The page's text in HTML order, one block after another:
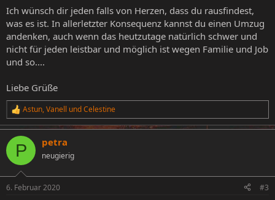
Ich wünsch dir jeden falls von Herzen, dass du rausfindest,
was es ist. In allerletzter Konsequenz kannst du einen Umzug
andenken, auch wenn das heutzutage natürlich schwer und
nicht für jeden leistbar und möglich ist wegen Familie und Job
und so....
Liebe Grüße
R
e
a
k
i
e
Astun,Vanell undCelestine
P petra
neugierig
6. Februar 2020 #3